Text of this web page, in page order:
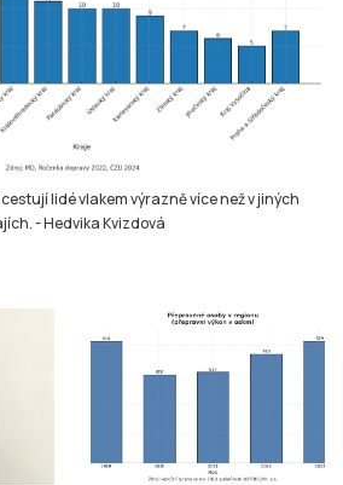
lidé vlakem výrazně více než v jiných
-Hedvika Kvizdová